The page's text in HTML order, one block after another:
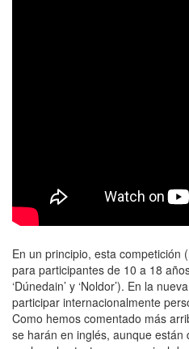
En un principio, esta competición
para participantes de 10 a 18
‘Dúnedain’ y ‘Noldor’). En la
participar internacionalmente
Como hemos comentado más
se harán en inglés, aunque